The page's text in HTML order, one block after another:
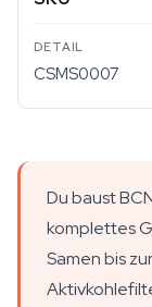
CSMS0007
Du baust
komplettes
Samen bis